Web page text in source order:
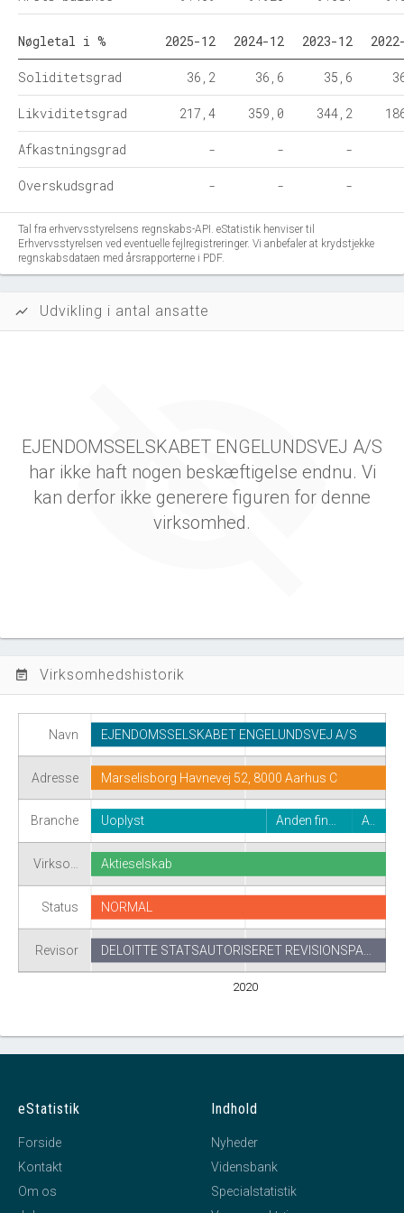
Nøgletal i % 2025-12 2024-12 2023-12
Soliditetsgrad 36,2 36,6 35,6
Likviditetsgrad 217,4 359,0 344,2
Afkastningsgrad - - -
Overskudsgrad - - -
Tal fra erhvervsstyrelsens regnskabs-API. eStatistik henviser til
Erhvervsstyrelsen ved eventuelle fejlregistreringer. Vi anbefaler at krydstjekke
regnskabsdataen med årsrapporterne i PDF.
show_chart Udvikling i antal ansatte
EJENDOMSSELSKABET ENGELUNDSVEJ A/S
har ikke haft nogen beskæftigelse endnu. Vi
kan derfor ikke generere figuren for denne
virksomhed.
event_note Virksomhedshistorik
Navn
Adresse
Branche
Virkso…
Status
Revisor
2020
EJENDOMSSELSKABET ENGELUNDSVEJ A/S
Marselisborg Havnevej 52, 8000 Aarhus C
Uoplyst Anden fin… A..
Aktieselskab
NORMAL
DELOITTE STATSAUTORISERET REVISIONSPA…
eStatistik
Forside
Kontakt
Om os
Indhold
Nyheder
Vidensbank
Specialstatistik